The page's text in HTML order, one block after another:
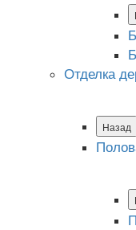
Отделка
Назад